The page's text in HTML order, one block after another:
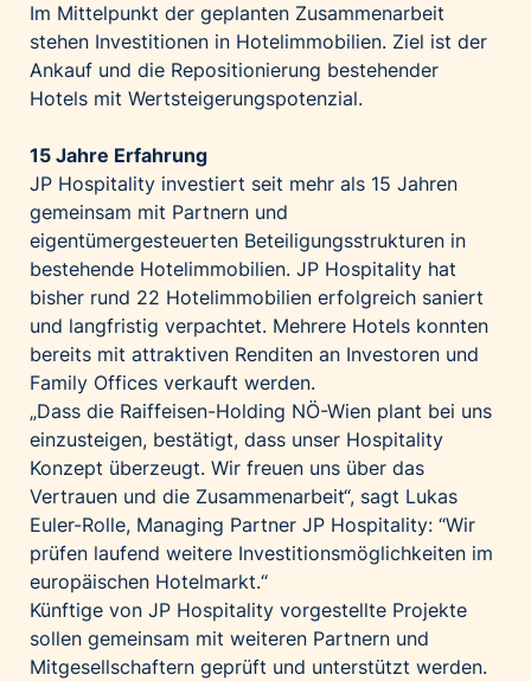
Im Mittelpunkt der geplanten Zusammenarbeit
stehen Investitionen in Hotelimmobilien. Ziel ist der
Ankauf und die Repositionierung bestehender
Hotels mit Wertsteigerungspotenzial.
15 Jahre Erfahrung
JP Hospitality investiert seit mehr als 15 Jahren
gemeinsam mit Partnern und
eigentümergesteuerten Beteiligungsstrukturen in
bestehende Hotelimmobilien. JP Hospitality hat
bisher rund 22 Hotelimmobilien erfolgreich saniert
und langfristig verpachtet. Mehrere Hotels konnten
bereits mit attraktiven Renditen an Investoren und
Family Offices verkauft werden.
„Dass die Raiffeisen-Holding NÖ-Wien plant bei uns
einzusteigen, bestätigt, dass unser Hospitality
Konzept überzeugt. Wir freuen uns über das
Vertrauen und die Zusammenarbeit“, sagt Lukas
Euler-Rolle, Managing Partner JP Hospitality: “Wir
prüfen laufend weitere Investitionsmöglichkeiten im
europäischen Hotelmarkt.“
Künftige von JP Hospitality vorgestellte Projekte
sollen gemeinsam mit weiteren Partnern und
Mitgesellschaftern geprüft und unterstützt werden.